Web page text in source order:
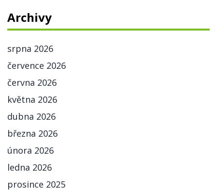
Archivy
srpna 2026
července 2026
června 2026
května 2026
dubna 2026
března 2026
února 2026
ledna 2026
prosince 2025